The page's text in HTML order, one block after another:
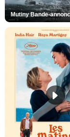
Mutiny Bande-